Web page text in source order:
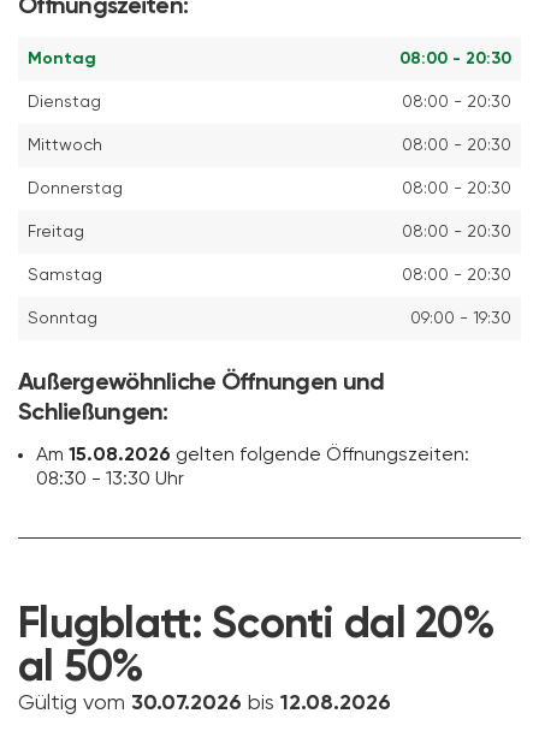
Öffnungszeiten:
Montag 08:00 - 20:30
Dienstag 08:00 - 20:30
Mittwoch 08:00 - 20:30
Donnerstag 08:00 - 20:30
Freitag 08:00 - 20:30
Samstag 08:00 - 20:30
Sonntag 09:00 - 19:30
Außergewöhnliche Öffnungen und
Schließungen:
Am 15.08.2026 gelten folgende Öffnungszeiten:
08:30 - 13:30 Uhr
Flugblatt: Sconti dal 20%
al 50%
Gültig vom 30.07.2026 bis 12.08.2026